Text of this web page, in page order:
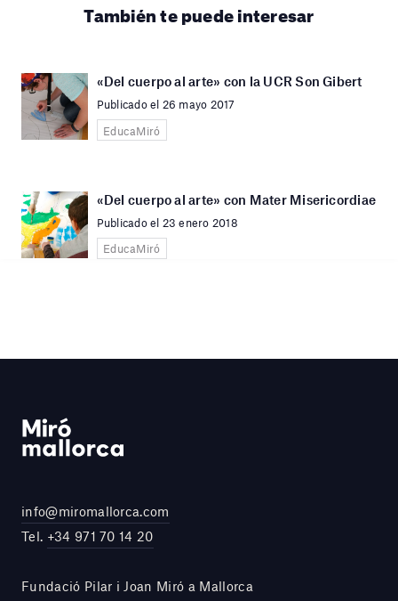
También te puede interesar
«Del cuerpo al arte» con la UCR Son Gibert
Publicado el 26 mayo 2017
EducaMiró
«Del cuerpo al arte» con Mater Misericordiae
Publicado el 23 enero 2018
EducaMiró
info@miromallorca.com
Tel. +34 971 70 14 20
Fundació Pilar i Joan Miró a Mallorca